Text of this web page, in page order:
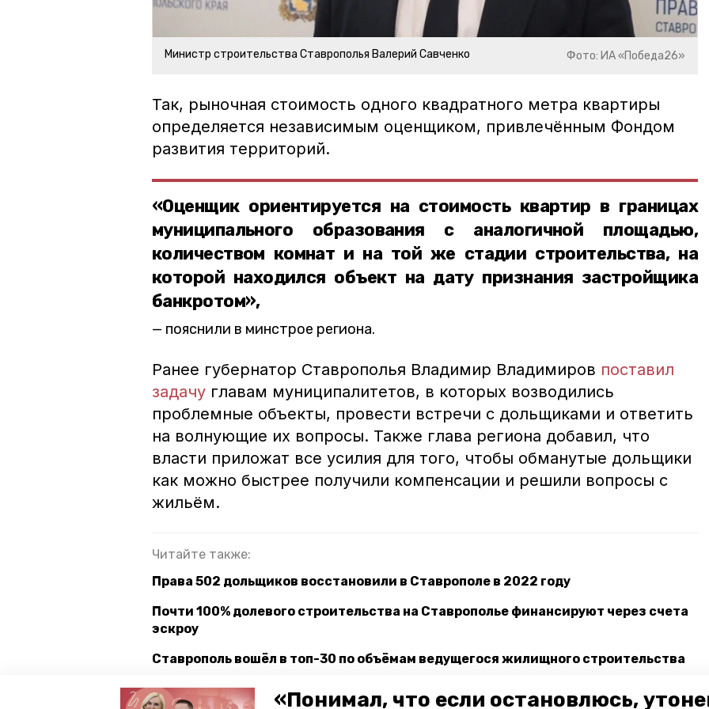
«Понимал, что если остановлюсь,
Министр строительства Ставрополья Валерий Савченко Фото: ИА «Победа26»
Так, рыночная стоимость одного квадратного метра квартиры
определяется независимым оценщиком, привлечённым Фондом
развития территорий.
«Оценщик ориентируется на стоимость квартир в границах
муниципального образования с аналогичной площадью,
количеством комнат и на той же стадии строительства, на
которой находился объект на дату признания застройщика
банкротом»,
пояснили в минстрое региона.
Ранее губернатор Ставрополья Владимир Владимиров поставил
задачу главам муниципалитетов, в которых возводились
проблемные объекты, провести встречи с дольщиками и ответить
на волнующие их вопросы. Также глава региона добавил, что
власти приложат все усилия для того, чтобы обманутые дольщики
как можно быстрее получили компенсации и решили вопросы с
жильём.
Читайте также:
Права 502 дольщиков восстановили в Ставрополе в 2022 году
Почти 100% долевого строительства на Ставрополье финансируют через счета
эскроу
Ставрополь вошёл в топ-30 по объёмам ведущегося жилищного строительства